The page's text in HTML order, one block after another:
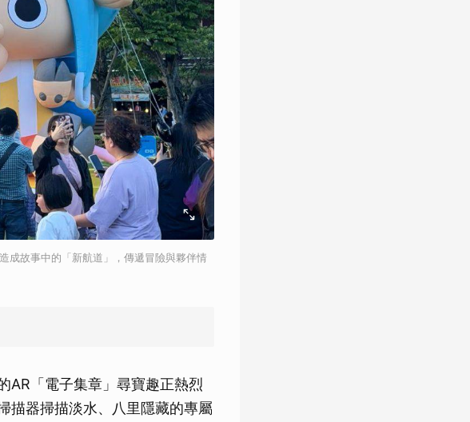
成故事中的「新航道」，傳遞冒險與夥伴情
AR「電子集章」尋寶趣正熱烈
描器掃描淡水、八里隱藏的專屬